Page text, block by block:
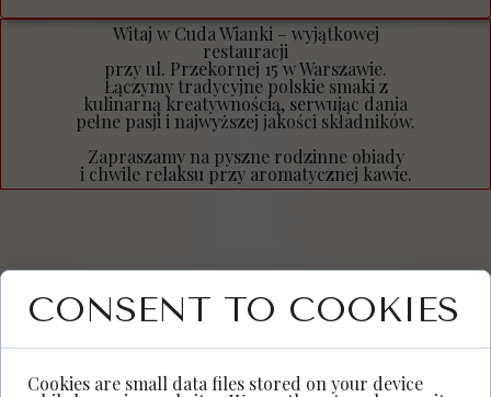
Witaj w Cuda Wianki – wyjątkowej
restauracji
przy ul. Przekornej 15 w Warszawie.
Łączymy tradycyjne polskie smaki z
kulinarną kreatywnością, serwując dania
pełne pasji i najwyższej jakości składników.
Zapraszamy na pyszne rodzinne obiady
i chwile relaksu przy aromatycznej kawie.
CONSENT TO COOKIES
Cookies are small data files stored on your device